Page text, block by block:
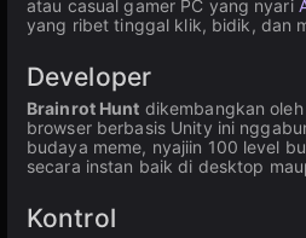
atau casual gamer PC yang nyari
yang ribet tinggal klik, bidik, dan
Developer
Brainrot Hunt dikembangkan oleh
browser berbasis Unity ini
budaya meme, nyajiin 100 level
secara instan baik di desktop
Kontrol